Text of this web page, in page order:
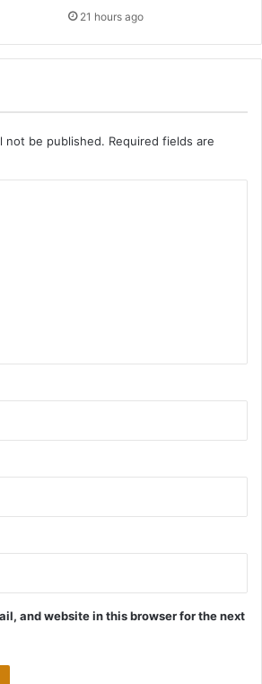
21 hours ago
not be published. Required fields are
and website in this browser for the next